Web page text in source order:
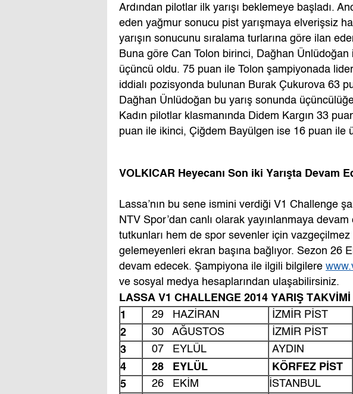
Ardından pilotlar ilk yarışı beklemeye başladı.
eden yağmur sonucu pist yarışmaya elverişsiz
yarışın sonucunu sıralama turlarına göre ilan
Buna göre Can Tolon birinci, Dağhan Ünlüdoğan
üçüncü oldu. 75 puan ile Tolon şampiyonada
iddialı pozisyonda bulunan Burak Çukurova 63
Dağhan Ünlüdoğan bu yarış sonunda
Kadın pilotlar klasmanında Didem Kargın 33
puan ile ikinci, Çiğdem Bayülgen ise 16 puan ile
VOLKICAR Heyecanı Son iki Yarışta Devam
Lassa’nın bu sene ismini verdiği V1 Challenge
NTV Spor’dan canlı olarak yayınlanmaya devam
tutkunları hem de spor sevenler için
gelemeyenleri ekran başına bağlıyor. Sezon 26
devam edecek. Şampiyona ile ilgili bilgilere
ve sosyal medya hesaplarından ulaşabilirsiniz.
LASSA V1 CHALLENGE 2014 YARIŞ TAKVİMİ
1
29 HAZİRAN İZMİR PİST
2 30 AĞUSTOS İZMİR PİST
3 07 EYLÜL AYDIN
4 28 EYLÜL
KÖRFEZ PİST
5
26 EKİM İSTANBUL